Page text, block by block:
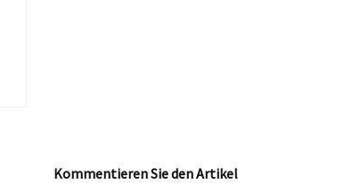
Kommentieren Sie den Artikel